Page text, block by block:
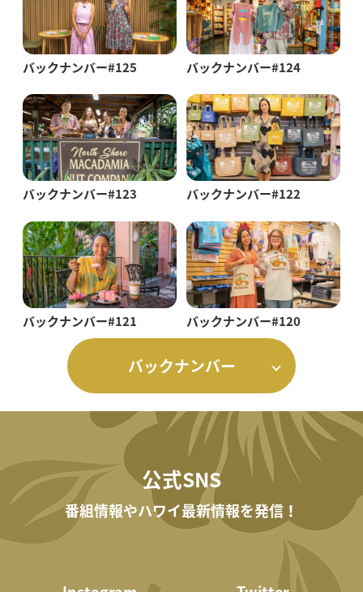
バックナンバー#125 バックナンバー#124
バックナンバー#123 バックナンバー#122
バックナンバー#121 バックナンバー#120
バックナンバー
公式SNS
番組情報やハワイ最新情報を発信！